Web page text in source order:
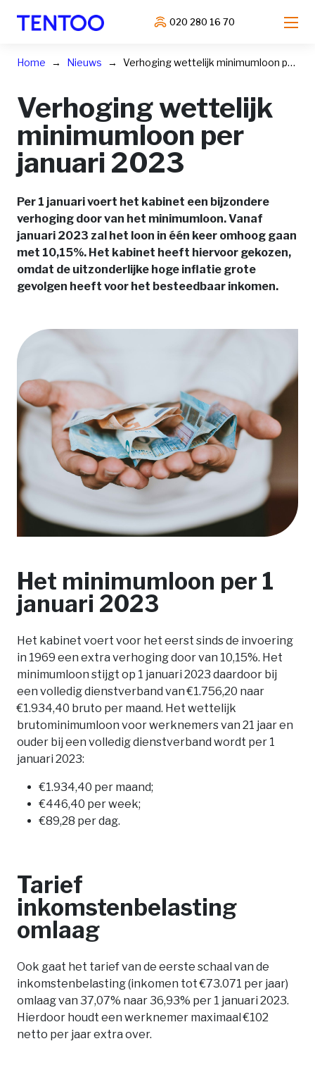
020 280 16 70
Home Nieuws Verhoging wettelijk minimumloon per januari 2023
Verhoging wettelijk
minimumloon per
januari 2023
Per 1 januari voert het kabinet een bijzondere
verhoging door van het minimumloon. Vanaf
januari 2023 zal het loon in één keer omhoog gaan
met 10,15%. Het kabinet heeft hiervoor gekozen,
omdat de uitzonderlijke hoge inflatie grote
gevolgen heeft voor het besteedbaar inkomen.
Het minimumloon per 1
januari 2023
Het kabinet voert voor het eerst sinds de invoering
in 1969 een extra verhoging door van 10,15%. Het
minimumloon stijgt op 1 januari 2023 daardoor bij
een volledig dienstverband van €1.756,20 naar
€1.934,40 bruto per maand. Het wettelijk
brutominimumloon voor werknemers van 21 jaar en
ouder bij een volledig dienstverband wordt per 1
januari 2023:
€1.934,40 per maand;
€446,40 per week;
€89,28 per dag.
Tarief
inkomstenbelasting
omlaag
Ook gaat het tarief van de eerste schaal van de
inkomstenbelasting (inkomen tot €73.071 per jaar)
omlaag van 37,07% naar 36,93% per 1 januari 2023.
Hierdoor houdt een werknemer maximaal €102
netto per jaar extra over.